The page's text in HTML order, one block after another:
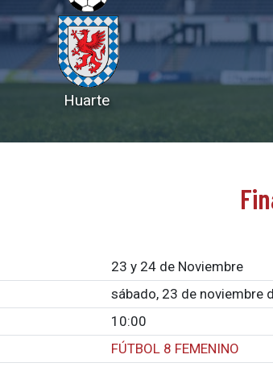
Huarte
23 y 24 de Noviembre
sábado, 23 de noviembre
10:00
FÚTBOL 8 FEMENINO